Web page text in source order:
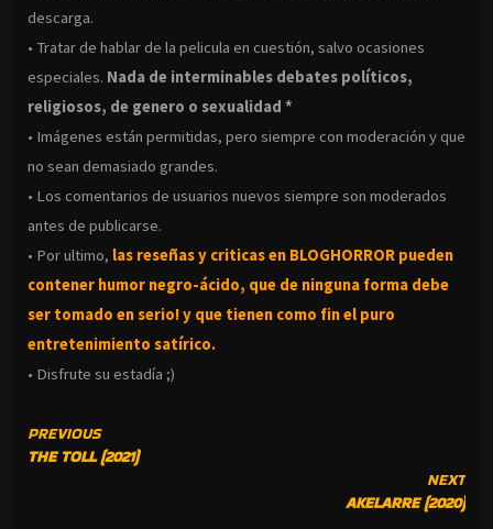
descarga.
• Tratar de hablar de la pelicula en cuestión, salvo ocasiones
especiales. Nada de interminables debates políticos,
religiosos, de genero o sexualidad *
• Imágenes están permitidas, pero siempre con moderación y que
no sean demasiado grandes.
• Los comentarios de usuarios nuevos siempre son moderados
antes de publicarse.
• Por ultimo, las reseñas y criticas en BLOGHORROR pueden
contener humor negro-ácido, que de ninguna forma debe
ser tomado en serio! y que tienen como fin el puro
entretenimiento satírico.
• Disfrute su estadía ;)
CONTINUE
READING
PREVIOUS
THE TOLL (2021)
NEXT
AKELARRE (2020)